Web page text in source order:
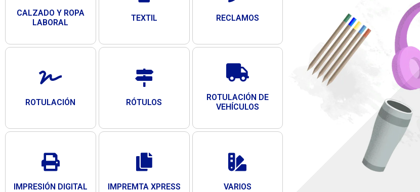
CALZADO Y ROPA
LABORAL
TEXTIL RECLAMOS
ROTULACIÓN RÓTULOS
ROTULACIÓN DE
VEHÍCULOS
IMPRESIÓN DIGITAL IMPREMTA XPRESS VARIOS